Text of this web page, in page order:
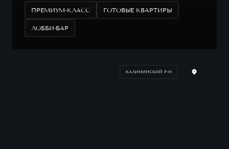
ПРЕМИУМ-КЛАСС ГОТОВЫЕ КВАРТИРЫ
ЛОББИ-БАР
КАЛИНИНСКИЙ Р-Н